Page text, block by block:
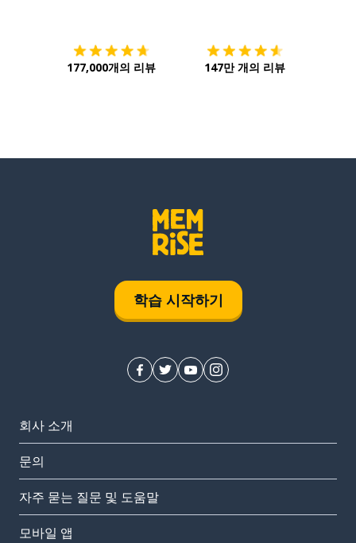
177,000개의 리뷰 147만 개의 리뷰
학습 시작하기
회사 소개
문의
자주 묻는 질문 및 도움말
모바일 앱